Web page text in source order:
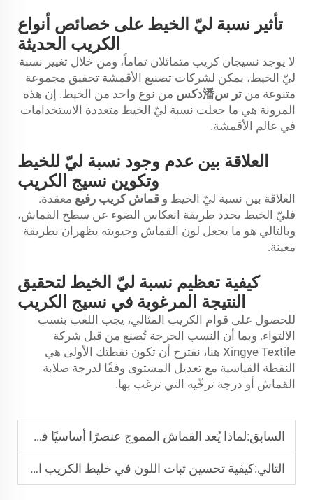
تأثير نسبة ليّ الخيط على خصائص أنواع
الكريب الحديثة
لا يوجد نسيجان كريب متماثلان تماماً، ومن خلال تغيير نسبة
ليّ الخيط، يمكن لشركات تصنيع الأقمشة تحقيق مجموعة
متنوعة من تر س潘دكس
من نوع واحد من الخيط. إن هذه
المرونة هي ما جعلت نسبة ليّ الخيط متعددة الاستخدامات
في عالم الأقمشة.
العلاقة بين عدم وجود نسبة ليّ للخيط
وتكوين نسيج الكريب
العلاقة بين نسبة ليّ الخيط و قماش كريب رفيع معقدة.
فليّ الخيط يحدد طريقة انعكاس الضوء عن سطح القماش،
وبالتالي هو ما يجعل لون القماش وحيويته يظهران بطريقة
معينة.
كيفية تعظيم نسبة ليّ الخيط لتحقيق
النتيجة المرغوبة في نسيج الكريب
للحصول على قوام الكريب المثالي، يجب اللعب بنسب
الالتواء. وبما أن النسب الحرجة تُصنع من قبل شركة
Xingye Textile هنا، نقترح أن تكون نقطتك الأولى هي
النقطة القياسية مع تعديل المستوى وفقًا لدرجة صلابة
القماش أو درجة ترخّيه التي ترغب بها.
السابق:لماذا يُعد القماش المموج عنصرًا أساسيًا في إنتاج الملابس الحديثة؟
التالي:كيفية تحسين ثبات اللون في خليط الكريب البوليستر؟